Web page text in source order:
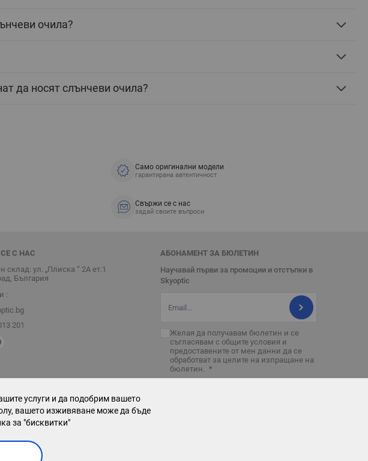
услуги и да подобрим вашето
вашето изживяване може да бъде
за "бисквитки"
очила?
да носят слънчеви очила?
Само оригинални модели
гарантирана автентичност
Свържи се с нас
задай своите въпроси
С НАС
склад: ул. „Плиска “ 2А ет.1
България
:
201
АБОНАМЕНТ ЗА БЮЛЕТИН
Научавай първи за промоции и отстъпки в
Skyoptic
Желая да получавам бюлетин и се
съгласявам с общите условия и
предоставените от мен данни да се
обработват за целите на изпращане на
бюлетин.